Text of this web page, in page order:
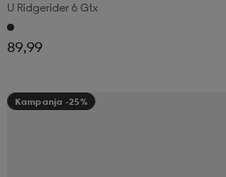
U Ridgerider 6 Gtx
89,99
Kampanja -25%